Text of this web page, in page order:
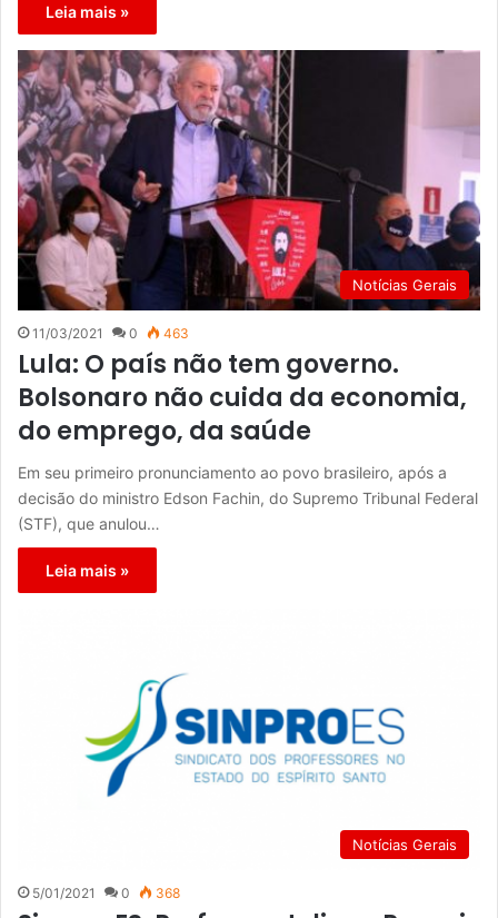
Leia mais »
Notícias Gerais
11/03/2021 0 463
Lula: O país não tem governo.
Bolsonaro não cuida da economia,
do emprego, da saúde
Em seu primeiro pronunciamento ao povo brasileiro, após a
decisão do ministro Edson Fachin, do Supremo Tribunal Federal
(STF), que anulou…
Leia mais »
Notícias Gerais
5/01/2021 0 368